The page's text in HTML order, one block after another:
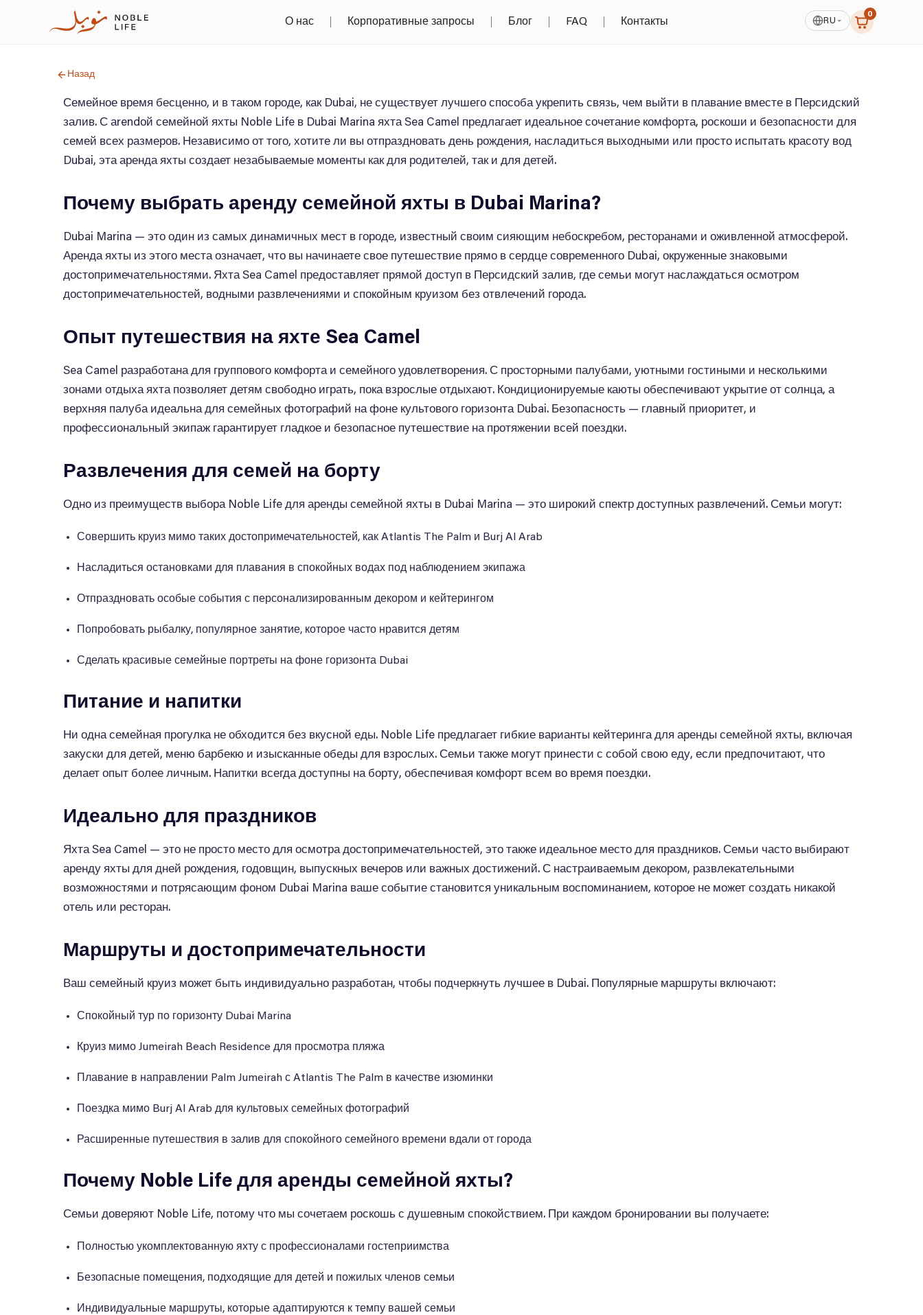
О нас Корпоративные запросы Блог FAQ Контакты RU
0
Назад
Семейное время бесценно, и в таком городе, как Dubai, не существует лучшего способа укрепить связь, чем выйти в плавание вместе в Персидский
залив. С аrendой семейной яхты Noble Life в Dubai Marina яхта Sea Camel предлагает идеальное сочетание комфорта, роскоши и безопасности для
семей всех размеров. Независимо от того, хотите ли вы отпраздновать день рождения, насладиться выходными или просто испытать красоту вод
Dubai, эта аренда яхты создает незабываемые моменты как для родителей, так и для детей.
Почему выбрать аренду семейной яхты в Dubai Marina?
Dubai Marina — это один из самых динамичных мест в городе, известный своим сияющим небоскребом, ресторанами и оживленной атмосферой.
Аренда яхты из этого места означает, что вы начинаете свое путешествие прямо в сердце современного Dubai, окруженные знаковыми
достопримечательностями. Яхта Sea Camel предоставляет прямой доступ в Персидский залив, где семьи могут наслаждаться осмотром
достопримечательностей, водными развлечениями и спокойным круизом без отвлечений города.
Опыт путешествия на яхте Sea Camel
Sea Camel разработана для группового комфорта и семейного удовлетворения. С просторными палубами, уютными гостиными и несколькими
зонами отдыха яхта позволяет детям свободно играть, пока взрослые отдыхают. Кондиционируемые каюты обеспечивают укрытие от солнца, а
верхняя палуба идеальна для семейных фотографий на фоне культового горизонта Dubai. Безопасность — главный приоритет, и
профессиональный экипаж гарантирует гладкое и безопасное путешествие на протяжении всей поездки.
Развлечения для семей на борту
Одно из преимуществ выбора Noble Life для аренды семейной яхты в Dubai Marina — это широкий спектр доступных развлечений. Семьи могут:
Совершить круиз мимо таких достопримечательностей, как Atlantis The Palm и Burj Al Arab
Насладиться остановками для плавания в спокойных водах под наблюдением экипажа
Отпраздновать особые события с персонализированным декором и кейтерингом
Попробовать рыбалку, популярное занятие, которое часто нравится детям
Сделать красивые семейные портреты на фоне горизонта Dubai
Питание и напитки
Ни одна семейная прогулка не обходится без вкусной еды. Noble Life предлагает гибкие варианты кейтеринга для аренды семейной яхты, включая
закуски для детей, меню барбекю и изысканные обеды для взрослых. Семьи также могут принести с собой свою еду, если предпочитают, что
делает опыт более личным. Напитки всегда доступны на борту, обеспечивая комфорт всем во время поездки.
Идеально для праздников
Яхта Sea Camel — это не просто место для осмотра достопримечательностей, это также идеальное место для праздников. Семьи часто выбирают
аренду яхты для дней рождения, годовщин, выпускных вечеров или важных достижений. С настраиваемым декором, развлекательными
возможностями и потрясающим фоном Dubai Marina ваше событие становится уникальным воспоминанием, которое не может создать никакой
отель или ресторан.
Маршруты и достопримечательности
Ваш семейный круиз может быть индивидуально разработан, чтобы подчеркнуть лучшее в Dubai. Популярные маршруты включают:
Спокойный тур по горизонту Dubai Marina
Круиз мимо Jumeirah Beach Residence для просмотра пляжа
Плавание в направлении Palm Jumeirah с Atlantis The Palm в качестве изюминки
Поездка мимо Burj Al Arab для культовых семейных фотографий
Расширенные путешествия в залив для спокойного семейного времени вдали от города
Почему Noble Life для аренды семейной яхты?
Семьи доверяют Noble Life, потому что мы сочетаем роскошь с душевным спокойствием. При каждом бронировании вы получаете:
Полностью укомплектованную яхту с профессионалами гостеприимства
Безопасные помещения, подходящие для детей и пожилых членов семьи
Индивидуальные маршруты, которые адаптируются к темпу вашей семьи